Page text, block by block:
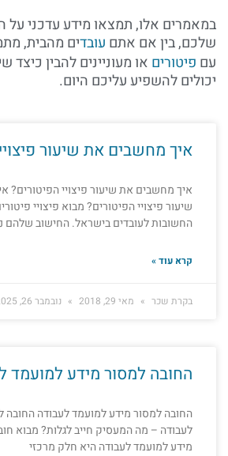
במאמרים אלו, תמצאו מידע עדכני על
שלכם, בין אם אתם עובדים מהבית,
עם פיטורים או מעוניינים להבין כיצד
יכולים להשפיע עליכם היום.
איך מחשבים את שיעור
איך מחשבים את שיעור פיצויי הפיטורים?
שיעור פיצויי הפיטורים? מבוא פיצויי
החשובות לעובדים בישראל. החישוב שלהם
קרא עוד »
בקרת שכר מאי 29, 2018 נובמבר 26, 2025
החובה למסור מידע למועמד
החובה למסור מידע למועמד לעבודה החובה
לעבודה – מה המעסיק חייב לגלות? מבוא
מידע למועמד לעבודה היא חלק מרכזי